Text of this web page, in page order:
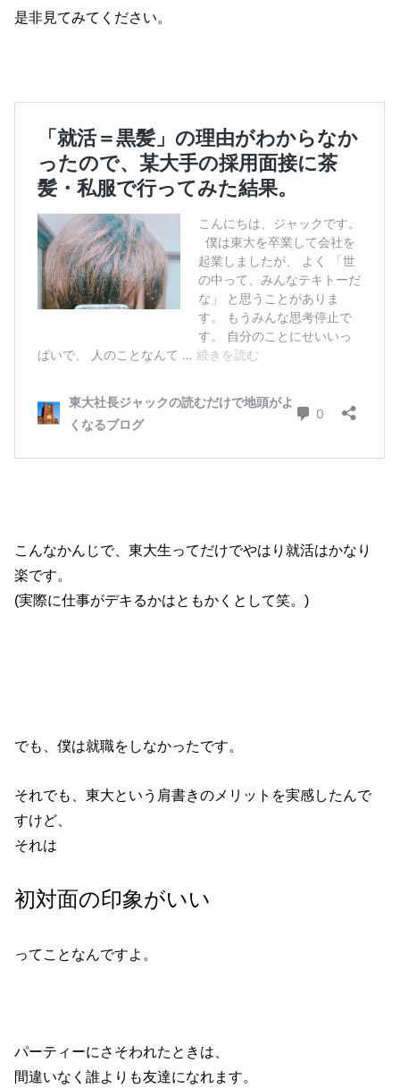
是非見てみてください。
こんなかんじで、東大生ってだけでやはり就活はかなり
楽です。
(実際に仕事がデキるかはともかくとして笑。)
でも、僕は就職をしなかったです。
それでも、東大という肩書きのメリットを実感したんで
すけど、
それは
初対面の印象がいい
ってことなんですよ。
パーティーにさそわれたときは、
間違いなく誰よりも友達になれます。